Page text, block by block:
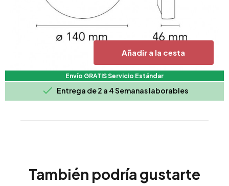
Añadir a la cesta
Envío GRATIS Servicio Estándar
 Entrega de 2 a 4 Semanas laborables
También podría gustarte